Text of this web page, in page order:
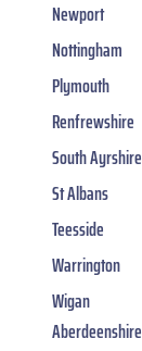
Newport
Nottingham
Plymouth
Renfrewshire
South Ayrshire
St Albans
Teesside
Warrington
Wigan
Aberdeenshire